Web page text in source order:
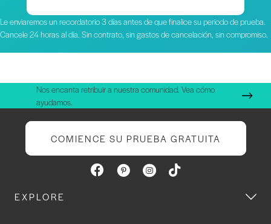
Le enviaremos un recordatorio 3 días antes de que finalice su periodo de prueba.
Cancele 24 horas al día. Sin contrato, sin gastos de cancelación, sin compromiso.
Nos encanta retribuir a nuestra comunidad. Vea cómo
ayudamos.
COMIENCE SU PRUEBA GRATUITA
EXPLORE